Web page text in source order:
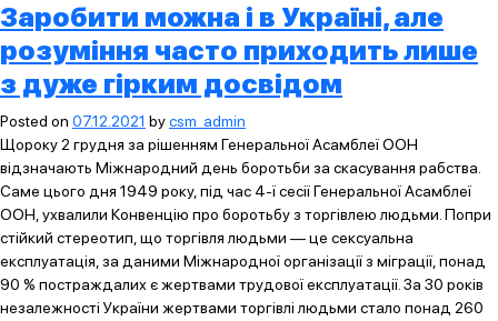
Заробити можна і в Україні, але
розуміння часто приходить лише
з дуже гірким досвідом
Posted on 07.12.2021 bycsm_admin
Щороку 2 грудня за рішенням Генеральної Асамблеї ООН
відзначають Міжнародний день боротьби за скасування рабства.
Саме цього дня 1949 року, під час 4-ї сесії Генеральної Асамблеї
ООН, ухвалили Конвенцію про боротьбу з торгівлею людьми. Попри
стійкий стереотип, що торгівля людьми — це сексуальна
експлуатація, за даними Міжнародної організації з міграції, понад
90 % постраждалих є жертвами трудової експлуатації. За 30 років
незалежності України жертвами торгівлі людьми стало понад 260